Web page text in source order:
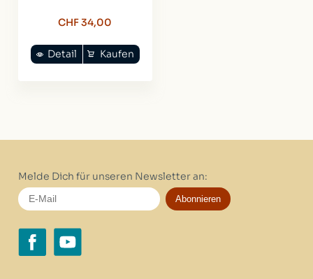
CHF 34,00
Kaufen
Detail
Melde Dich für unseren Newsletter an:
Abonnieren